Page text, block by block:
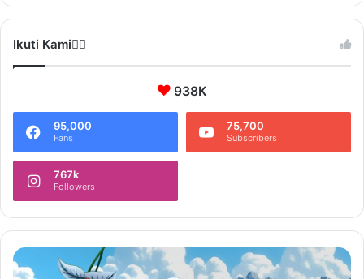
Ikuti Kami❤️‍🔥
938K
95,000
Fans
75,700
Subscribers
767k
Followers